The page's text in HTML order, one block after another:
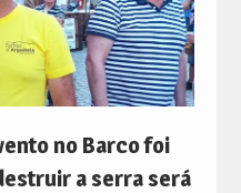
no Barco foi
a serra será